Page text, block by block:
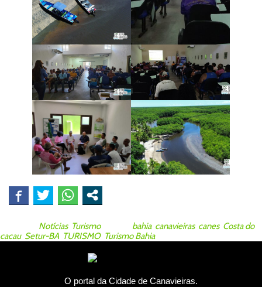
Notícias, TurismoTagged bahia, canavieiras, canes, Costa do
cacau, Setur-BA TURISMO, Turismo Bahia
O portal da Cidade de Canavieiras.